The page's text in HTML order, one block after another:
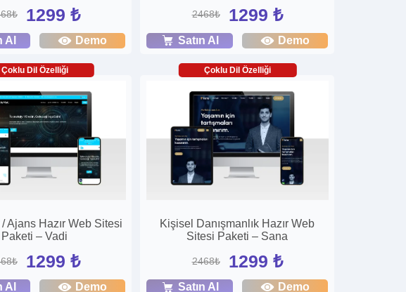
1299 ₺
Al Demo
2468₺ 1299 ₺
Satın Al Demo
Çoklu Dil Özelliği
Ajans Hazır Web Sitesi
Paketi – Vadi
1299 ₺
Al Demo
Çoklu Dil Özelliği
Kişisel Danışmanlık Hazır Web
Sitesi Paketi – Sana
2468₺ 1299 ₺
Satın Al Demo